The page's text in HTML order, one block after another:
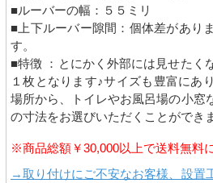
■ルーバーの幅：５５ミリ
■上下ルーバー隙間：個体差があり
す。
■特徴 ：とにかく外部には見せたく
１枚となります♪サイズも豊富にあ
場所から、トイレやお風呂場の小窓
の寸法をお選びいただくことができ
※商品総額￥30,000以上で送料無料
→取り付けにご不安なお客様、設置